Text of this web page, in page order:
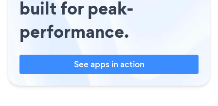
built for peak-
performance.
See apps in action